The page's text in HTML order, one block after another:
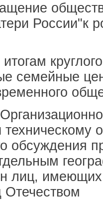
России"к
семейные
техническому
обсуждения
лиц,
Отечеством